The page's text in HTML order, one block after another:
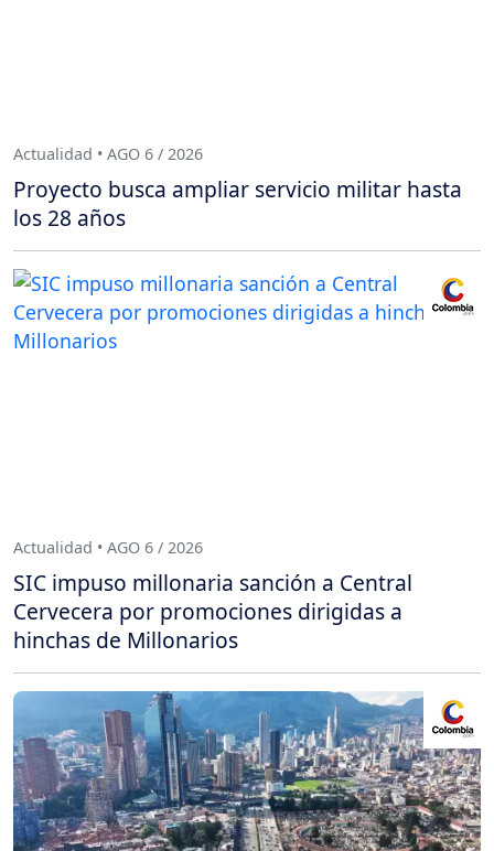
Actualidad • AGO 6 / 2026
Proyecto busca ampliar servicio militar hasta
los 28 años
Actualidad • AGO 6 / 2026
SIC impuso millonaria sanción a Central
Cervecera por promociones dirigidas a
hinchas de Millonarios